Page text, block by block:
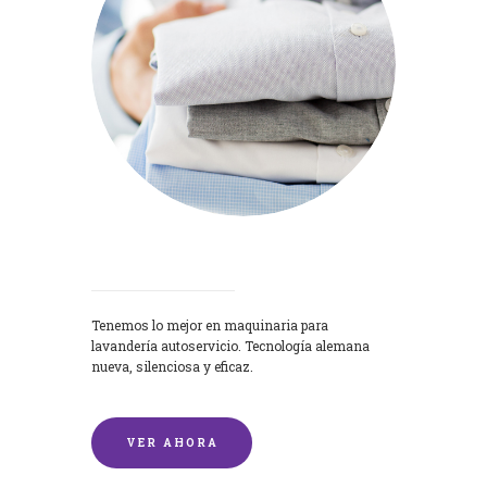
Tenemos lo mejor en maquinaria para
lavandería autoservicio. Tecnología alemana
nueva, silenciosa y eficaz.
VER AHORA